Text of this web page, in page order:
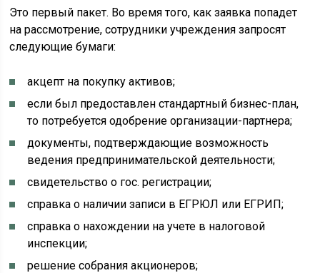
Это первый пакет. Во время того, как заявка попадет
на рассмотрение, сотрудники учреждения запросят
следующие бумаги:
акцепт на покупку активов;
если был предоставлен стандартный бизнес-план,
то потребуется одобрение организации-партнера;
документы, подтверждающие возможность
ведения предпринимательской деятельности;
свидетельство о гос. регистрации;
справка о наличии записи в ЕГРЮЛ или ЕГРИП;
справка о нахождении на учете в налоговой
инспекции;
решение собрания акционеров;